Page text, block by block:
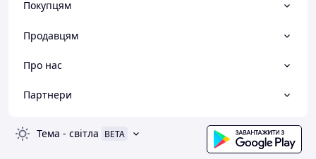
Покупцям
Продавцям
Про нас
Партнери
Тема - світла BETA